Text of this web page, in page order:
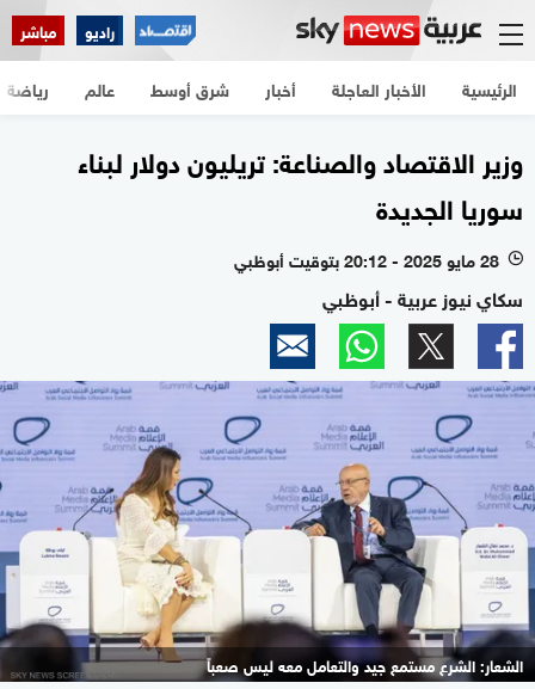
راديو مباشر
الرئيسية الأخبار العاجلة أخبار شرق أوسط عالم رياضة
وزير الاقتصاد والصناعة: تريليون دولار لبناء
سوريا الجديدة
l 28 مايو 2025 - 20:12 بتوقيت أبوظبي
سكاي نيوز عربية - أبوظبي
الشعار: الشرع مستمع جيد والتعامل معه ليس صعباً